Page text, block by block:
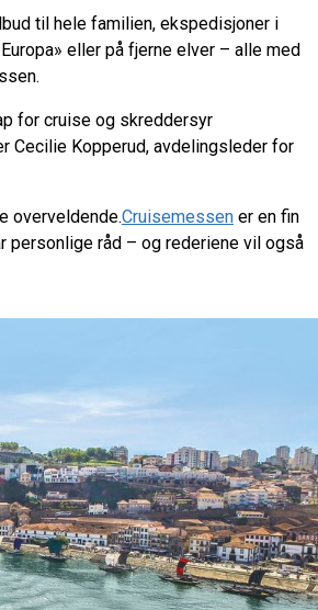
til hele familien, ekspedisjoner i
eller på fjerne elver – alle med
for cruise og skreddersyr
Cecilie Kopperud, avdelingsleder for
overveldende.Cruisemessen er en fin
personlige råd – og rederiene vil også